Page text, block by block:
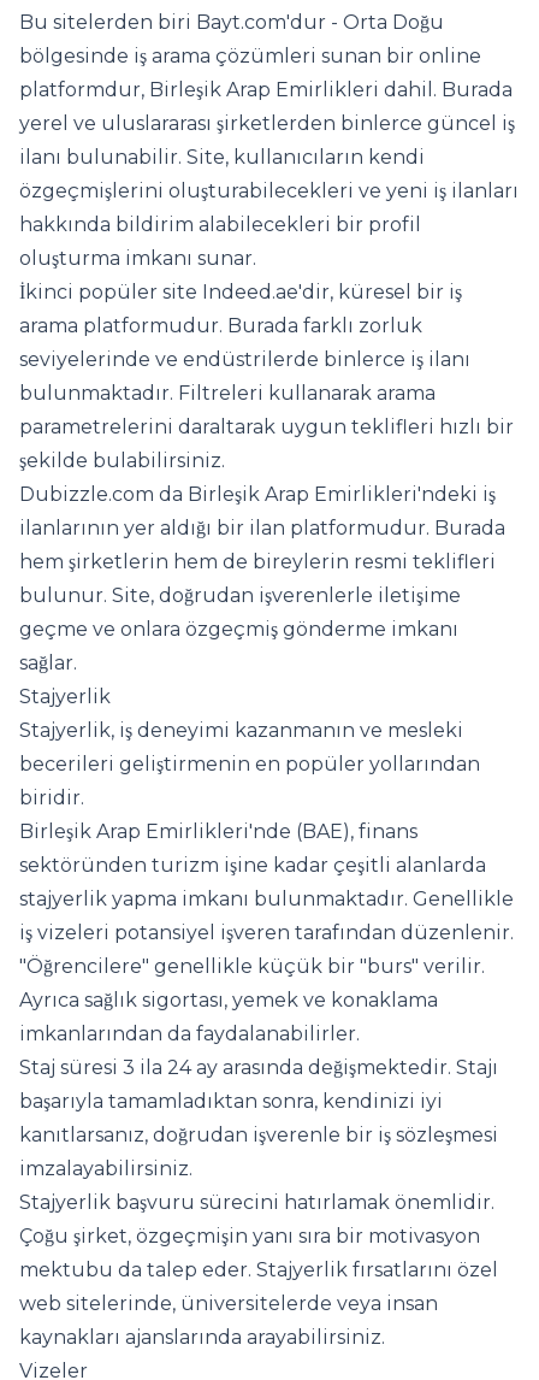
Bu sitelerden biri Bayt.com'dur - Orta Doğu
bölgesinde iş arama çözümleri sunan bir online
platformdur, Birleşik Arap Emirlikleri dahil. Burada
yerel ve uluslararası şirketlerden binlerce güncel iş
ilanı bulunabilir. Site, kullanıcıların kendi
özgeçmişlerini oluşturabilecekleri ve yeni iş ilanları
hakkında bildirim alabilecekleri bir profil
oluşturma imkanı sunar.
İkinci popüler site Indeed.ae'dir, küresel bir iş
arama platformudur. Burada farklı zorluk
seviyelerinde ve endüstrilerde binlerce iş ilanı
bulunmaktadır. Filtreleri kullanarak arama
parametrelerini daraltarak uygun teklifleri hızlı bir
şekilde bulabilirsiniz.
Dubizzle.com da Birleşik Arap Emirlikleri'ndeki iş
ilanlarının yer aldığı bir ilan platformudur. Burada
hem şirketlerin hem de bireylerin resmi teklifleri
bulunur. Site, doğrudan işverenlerle iletişime
geçme ve onlara özgeçmiş gönderme imkanı
sağlar.
Stajyerlik
Stajyerlik, iş deneyimi kazanmanın ve mesleki
becerileri geliştirmenin en popüler yollarından
biridir.
Birleşik Arap Emirlikleri'nde (BAE), finans
sektöründen turizm işine kadar çeşitli alanlarda
stajyerlik yapma imkanı bulunmaktadır. Genellikle
iş vizeleri potansiyel işveren tarafından düzenlenir.
"Öğrencilere" genellikle küçük bir "burs" verilir.
Ayrıca sağlık sigortası, yemek ve konaklama
imkanlarından da faydalanabilirler.
Staj süresi 3 ila 24 ay arasında değişmektedir. Stajı
başarıyla tamamladıktan sonra, kendinizi iyi
kanıtlarsanız, doğrudan işverenle bir iş sözleşmesi
imzalayabilirsiniz.
Stajyerlik başvuru sürecini hatırlamak önemlidir.
Çoğu şirket, özgeçmişin yanı sıra bir motivasyon
mektubu da talep eder. Stajyerlik fırsatlarını özel
web sitelerinde, üniversitelerde veya insan
kaynakları ajanslarında arayabilirsiniz.
Vizeler